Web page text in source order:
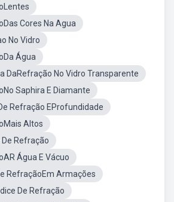
Cores Na Agua
No Vidro
Água
DaRefração No Vidro Transparente
Saphira E Diamante
Refração EProfundidade
Altos
Refração
Água E Vácuo
RefraçãoEm Armações
De Refração